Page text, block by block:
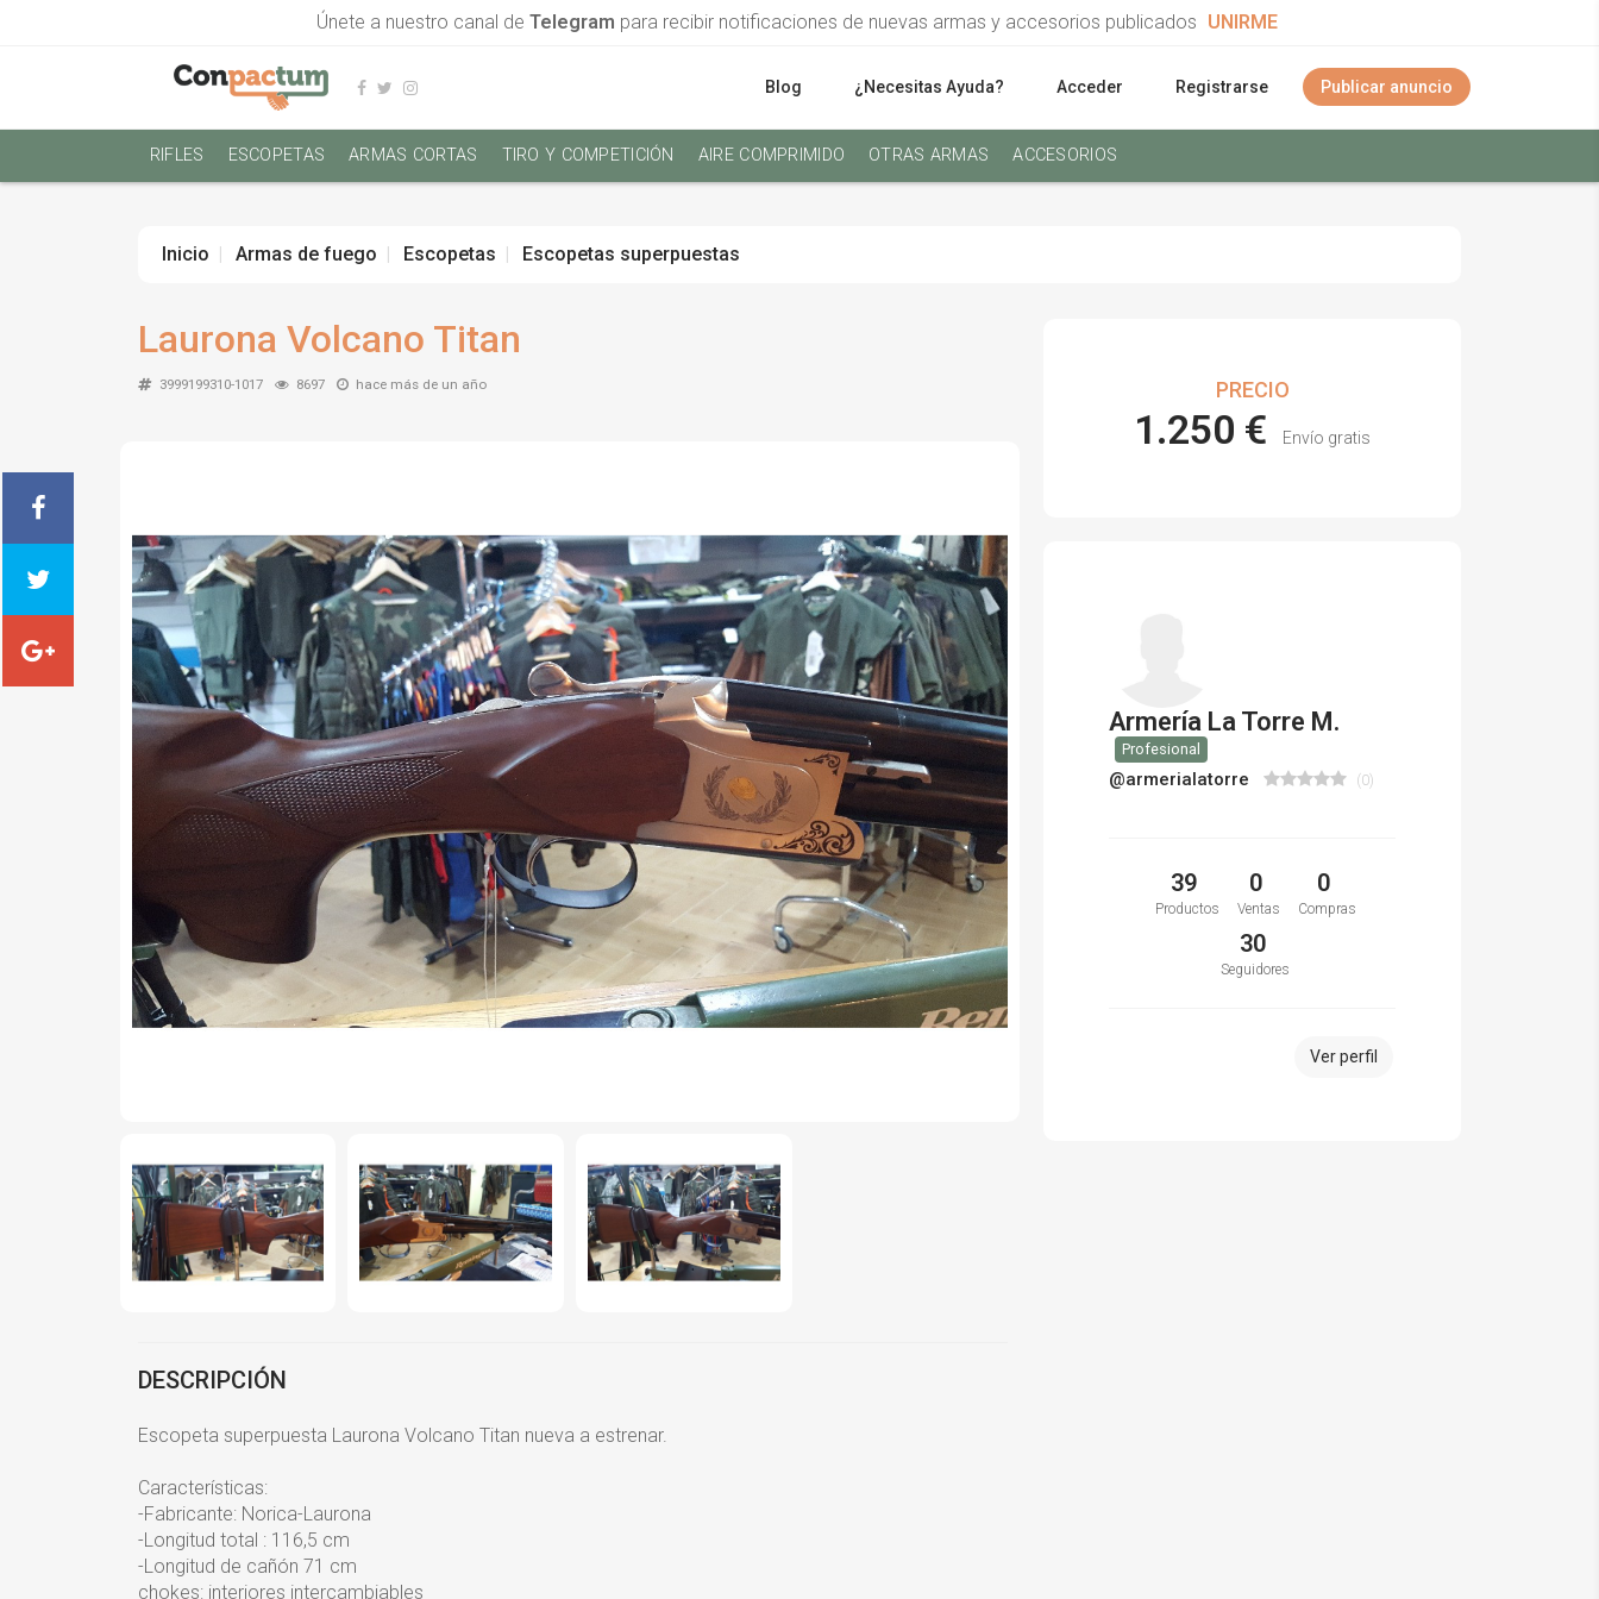
Únete a nuestro canal de Telegram para recibir notificaciones de nuevas armas y accesorios publicados UNIRME
Blog ¿Necesitas Ayuda? Acceder Registrarse Publicar anuncio
RIFLES ESCOPETAS ARMAS CORTAS TIRO Y COMPETICIÓN AIRE COMPRIMIDO OTRAS ARMAS ACCESORIOS
Inicio Armas de fuego Escopetas Escopetas superpuestas
Laurona Volcano Titan
3999199310-1017 8697 hace más de un año
DESCRIPCIÓN
Escopeta superpuesta Laurona Volcano Titan nueva a estrenar.
Características:
-Fabricante: Norica-Laurona
-Longitud total : 116,5 cm
-Longitud de cañón 71 cm
chokes: interiores intercambiables
PRECIO
1.250 € Envío gratis
Armería La Torre M.
Profesional
@armerialatorre (0)
39
Productos
0
Ventas
0
Compras
30
Seguidores
Ver perfil